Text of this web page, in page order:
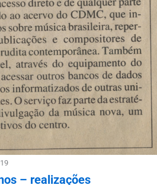
– realizações